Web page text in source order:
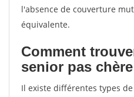
l'absence de couverture
équivalente.
Comment
senior pas
Il existe différentes types de